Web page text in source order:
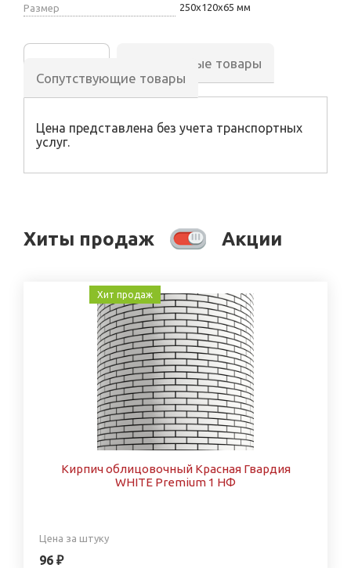
Размер 250х120х65 мм
Аналогичные товары
Сопутствующие товары
Цена представлена без учета транспортных
услуг.
Хиты продаж Акции
Хит продаж
Кирпич облицовочный Красная Гвардия
WHITE Premium 1 НФ
Цена за штуку
96 ₽